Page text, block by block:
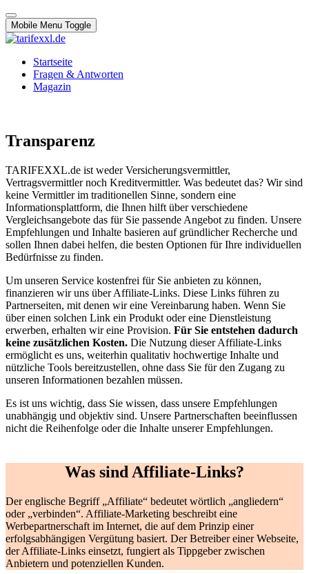
Mobile Menu Toggle
Startseite
Fragen & Antworten
Magazin
Transparenz
TARIFEXXL.de ist weder Versicherungsvermittler,
Vertragsvermittler noch Kreditvermittler. Was bedeutet das? Wir sind
keine Vermittler im traditionellen Sinne, sondern eine
Informationsplattform, die Ihnen hilft über verschiedene
Vergleichsangebote das für Sie passende Angebot zu finden. Unsere
Empfehlungen und Inhalte basieren auf gründlicher Recherche und
sollen Ihnen dabei helfen, die besten Optionen für Ihre individuellen
Bedürfnisse zu finden.
Um unseren Service kostenfrei für Sie anbieten zu können,
finanzieren wir uns über Affiliate-Links. Diese Links führen zu
Partnerseiten, mit denen wir eine Vereinbarung haben. Wenn Sie
über einen solchen Link ein Produkt oder eine Dienstleistung
erwerben, erhalten wir eine Provision. Für Sie entstehen dadurch
keine zusätzlichen Kosten. Die Nutzung dieser Affiliate-Links
ermöglicht es uns, weiterhin qualitativ hochwertige Inhalte und
nützliche Tools bereitzustellen, ohne dass Sie für den Zugang zu
unseren Informationen bezahlen müssen.
Es ist uns wichtig, dass Sie wissen, dass unsere Empfehlungen
unabhängig und objektiv sind. Unsere Partnerschaften beeinflussen
nicht die Reihenfolge oder die Inhalte unserer Empfehlungen.
Was sind Affiliate-Links?
Der englische Begriff „Affiliate“ bedeutet wörtlich „angliedern“
oder „verbinden“. Affiliate-Marketing beschreibt eine
Werbepartnerschaft im Internet, die auf dem Prinzip einer
erfolgsabhängigen Vergütung basiert. Der Betreiber einer Webseite,
der Affiliate-Links einsetzt, fungiert als Tippgeber zwischen
Anbietern und potenziellen Kunden.